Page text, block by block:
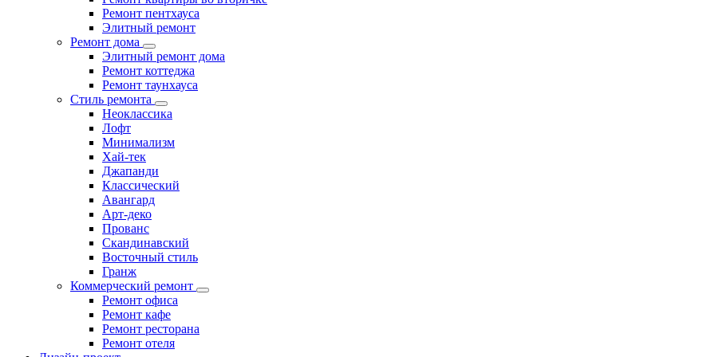
Ремонт пентхауса
Элитный ремонт
Ремонт дома
Элитный ремонт дома
Ремонт коттеджа
Ремонт таунхауса
Стиль ремонта
Неоклассика
Лофт
Минимализм
Хай-тек
Джапанди
Классический
Авангард
Арт-деко
Прованс
Скандинавский
Восточный стиль
Гранж
Коммерческий ремонт
Ремонт офиса
Ремонт кафе
Ремонт ресторана
Ремонт отеля